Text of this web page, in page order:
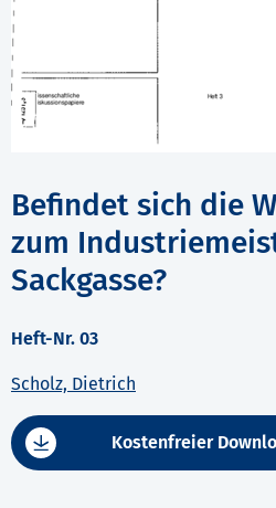
Befindet sich die
zum
Sackgasse?
Heft-Nr. 03
Scholz, Dietrich
Kostenfreier